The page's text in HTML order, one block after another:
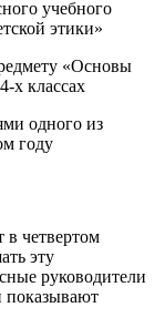
учебного
этики»
«Основы
х классах
одного из
году
четвертом
эту
руководители
показывают